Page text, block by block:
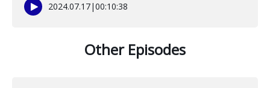
2024.07.17|00:10:38
Other Episodes